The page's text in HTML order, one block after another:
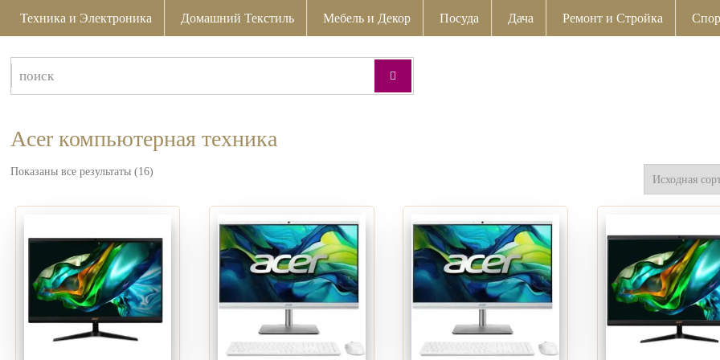
Техника и Электроника Домашний Текстиль Мебель и Декор Посуда Дача Ремонт и Стройка
Acer компьютерная техника
Показаны все результаты (16)